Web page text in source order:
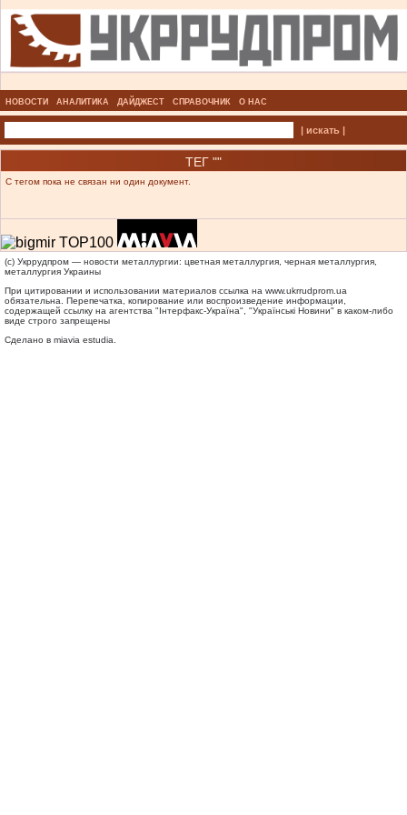
НОВОСТИ АНАЛИТИКА ДАЙДЖЕСТ СПРАВОЧНИК О НАС
| искать |
ТЕГ ""
С тегом пока не связан ни один документ.
(c) Укррудпром — новости металлургии: цветная металлургия, черная металлургия,
металлургия Украины
При цитировании и использовании материалов ссылка на www.ukrrudprom.ua
обязательна. Перепечатка, копирование или воспроизведение информации,
содержащей ссылку на агентства "Iнтерфакс-Україна", "Українськi Новини" в каком-либо
виде строго запрещены
Сделано в miavia estudia.